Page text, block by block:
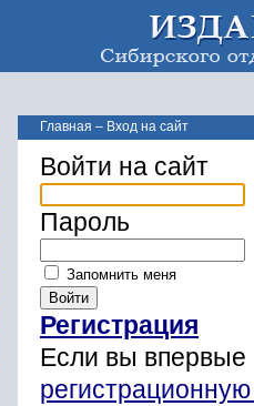
Главная – Вход на сайт
Войти на сайт
Пароль
Запомнить меня
Регистрация
Если вы впервые